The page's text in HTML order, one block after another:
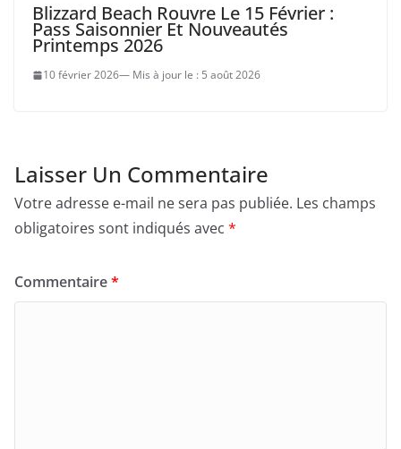
Blizzard Beach Rouvre Le 15 Février :
Pass Saisonnier Et Nouveautés
Printemps 2026
10 février 2026 5 août 2026
Laisser Un Commentaire
Votre adresse e-mail ne sera pas publiée. Les champs
obligatoires sont indiqués avec *
Commentaire*